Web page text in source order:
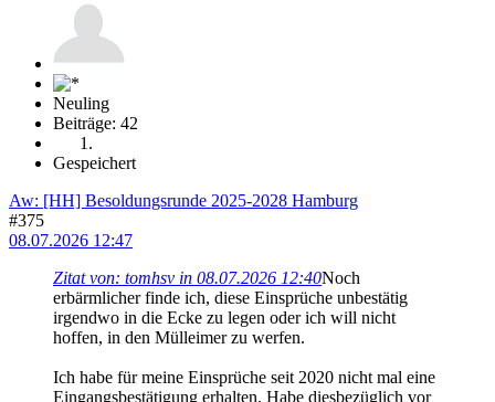
Neuling
Beiträge: 42
Gespeichert
Aw: [HH] Besoldungsrunde 2025-2028 Hamburg
#375
08.07.2026 12:47
Zitat von: tomhsv in 08.07.2026 12:40Noch
erbärmlicher finde ich, diese Einsprüche unbestätig
irgendwo in die Ecke zu legen oder ich will nicht
hoffen, in den Mülleimer zu werfen.
Ich habe für meine Einsprüche seit 2020 nicht mal eine
Eingangsbestätigung erhalten. Habe diesbezüglich vor